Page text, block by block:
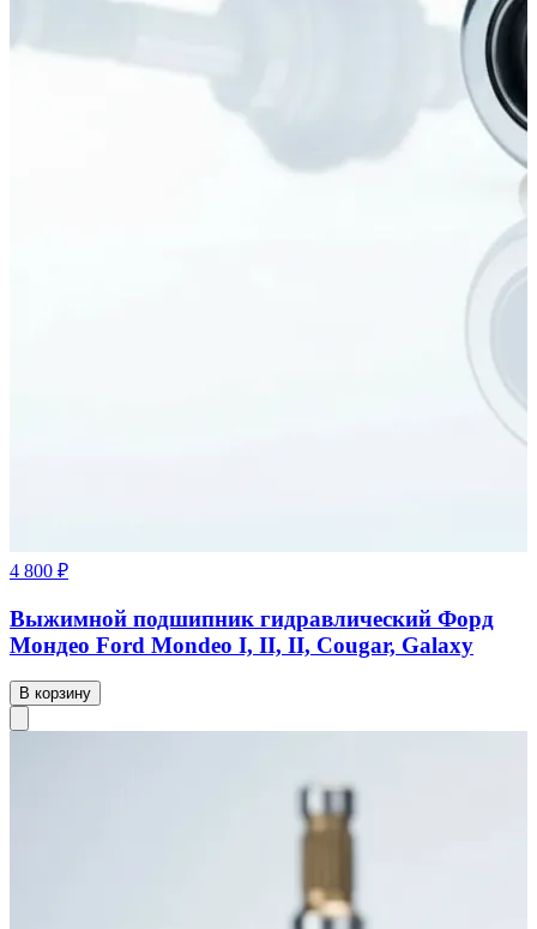
4 800 ₽
Выжимной подшипник гидравлический Форд
Мондео Ford Mondeo I, II, II, Cougar, Galaxy
В корзину